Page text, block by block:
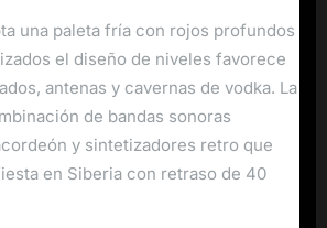
una paleta fría con rojos profundos
el diseño de niveles favorece
antenas y cavernas de vodka. La
de bandas sonoras
y sintetizadores retro que
en Siberia con retraso de 40